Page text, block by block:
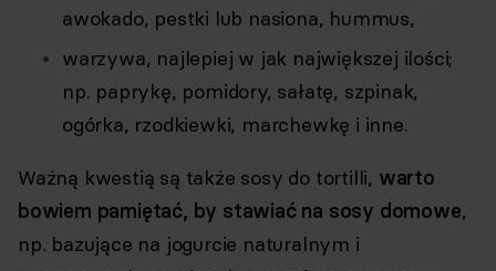
awokado, pestki lub nasiona, hummus,
warzywa, najlepiej w jak największej ilości;
np. paprykę, pomidory, sałatę, szpinak,
ogórka, rzodkiewki, marchewkę i inne.
Ważną kwestią są także sosy do tortilli, warto
bowiem pamiętać, by stawiać na sosy domowe,
np. bazujące na jogurcie naturalnym i